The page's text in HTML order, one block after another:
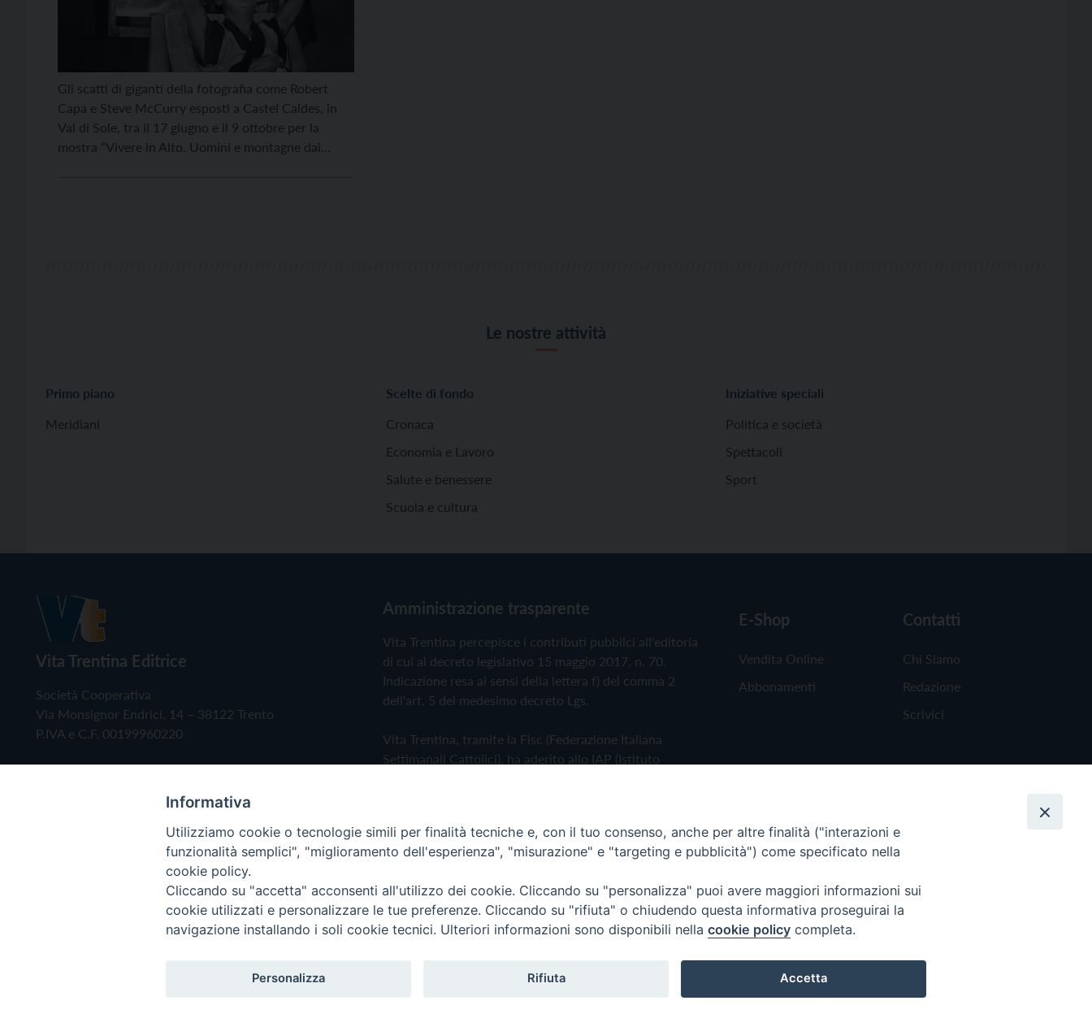
Gli scatti di giganti della fotografia come Robert
Capa e Steve McCurry esposti a Castel Caldes, in
Val di Sole, tra il 17 giugno e il 9 ottobre per la
mostra “Vivere in Alto. Uomini e montagne dai
Le nostre attività
Primo piano
Meridiani
Scelte di fondo
Cronaca
Economia e Lavoro
Salute e benessere
Scuola e cultura
Iniziative speciali
Politica e società
Spettacoli
Sport
Vita Trentina Editrice
Società Cooperativa
Via Monsignor Endrici, 14 – 38122 Trento
P.IVA e C.F. 00199960220
Amministrazione trasparente
Vita Trentina percepisce i contributi pubblici all'editoria
di cui al decreto legislativo 15 maggio 2017, n. 70.
Indicazione resa ai sensi della lettera f) del comma 2
dell'art. 5 del medesimo decreto Lgs.
Vita Trentina, tramite la Fisc (Federazione Italiana
Settimanali Cattolici), ha aderito allo IAP (Istituto
Privacy Policy Cookie Policy
E-Shop
Vendita Online
Abbonamenti
Contatti
Chi Siamo
Redazione
Scrivici
Copyright © 2019 - Tutti i diritti riservati - Vita Trentina Editrice
Informativa
Utilizziamo cookie o tecnologie simili per finalità tecniche e, con il tuo consenso, anche per altre finalità ("interazioni e
funzionalità semplici", "miglioramento dell'esperienza", "misurazione" e "targeting e pubblicità") come specificato nella
cookie policy.
Cliccando su "accetta" acconsenti all'utilizzo dei cookie. Cliccando su "personalizza" puoi avere maggiori informazioni sui
cookie utilizzati e personalizzare le tue preferenze. Cliccando su "rifiuta" o chiudendo questa informativa proseguirai la
navigazione installando i soli cookie tecnici. Ulteriori informazioni sono disponibili nella cookie policy completa.
Personalizza Rifiuta Accetta